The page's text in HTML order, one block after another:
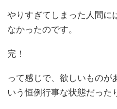
やりすぎてしまった人間に
なかったのです。
完！
って感じで、欲しいものが
いう恒例行事な状態だった